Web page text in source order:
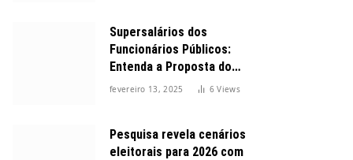
Supersalários dos
Funcionários Públicos:
Entenda a Proposta do
Governo para Limitar
fevereiro 13, 2025 6Views
Pesquisa revela cenários
eleitorais para 2026 com